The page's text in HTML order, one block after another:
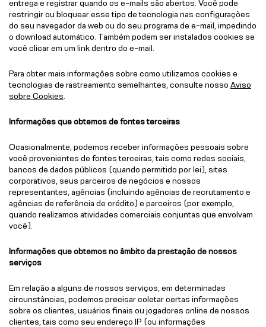
entrega e registrar quando os e-mails são abertos. Você pode
restringir ou bloquear esse tipo de tecnologia nas configurações
do seu navegador da web ou do seu programa de e-mail, impedindo
o download automático. Também podem ser instalados cookies se
você clicar em um link dentro do e-mail.
Para obter mais informações sobre como utilizamos cookies e
tecnologias de rastreamento semelhantes, consulte nosso Aviso
sobre Cookies
Informações que obtemos de fontes terceiras
Ocasionalmente, podemos receber informações pessoais sobre
você provenientes de fontes terceiras, tais como redes sociais,
bancos de dados públicos (quando permitido por lei), sites
corporativos, seus parceiros de negócios e nossos
representantes, agências (incluindo agências de recrutamento e
agências de referência de crédito) e parceiros (por exemplo,
quando realizamos atividades comerciais conjuntas que envolvam
você).
Informações que obtemos no âmbito da prestação de nossos
serviços
Em relação a alguns de nossos serviços, em determinadas
circunstâncias, podemos precisar coletar certas informações
sobre os clientes, usuários finais ou jogadores online de nossos
clientes, tais como seu endereço IP (ou informações